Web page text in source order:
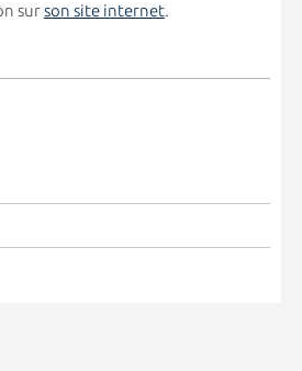
surson site internet.